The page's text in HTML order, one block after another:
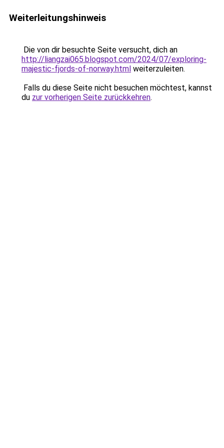
Weiterleitungshinweis
Die von dir besuchte Seite versucht, dich an
http://liangzai065.blogspot.com/2024/07/exploring-
majestic-fjords-of-norway.html weiterzuleiten.
Falls du diese Seite nicht besuchen möchtest, kannst
du zur vorherigen Seite zurückkehren.